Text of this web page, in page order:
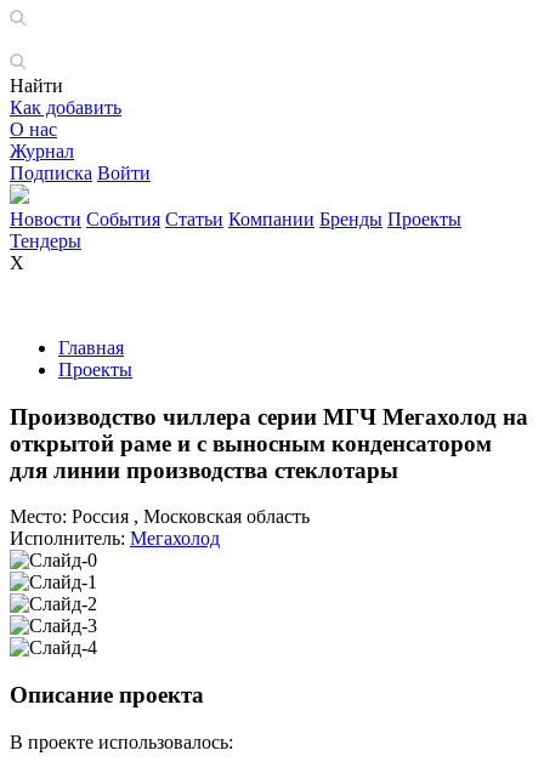
Найти
Как добавить
О нас
Журнал
Подписка Войти
Новости События Статьи Компании Бренды Проекты
Тендеры
X
Главная
Проекты
Производство чиллера серии МГЧ Мегахолод на
открытой раме и с выносным конденсатором
для линии производства стеклотары
Место:
Россия , Московская область
Исполнитель: Мегахолод
Описание проекта
В проекте использовалось: